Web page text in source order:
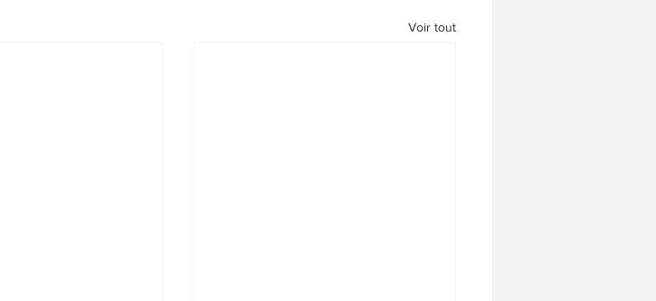
Voir tout